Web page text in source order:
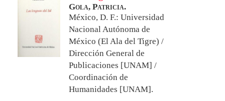
Gola, Patricia.
México, D. F.: Universidad
Nacional Autónoma de
México (El Ala del Tigre) /
Dirección General de
Publicaciones [UNAM] /
Coordinación de
Humanidades [UNAM].